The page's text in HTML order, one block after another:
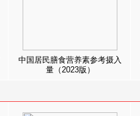
中国居民膳食营养素参考摄入
量（2023版）